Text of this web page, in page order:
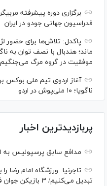
برگزاری دوره پیشرفته
فدراسیون جهانی جودو در ایران
پاکدل: تلاش‌ها برای حضور
ماند؛ هندبال با نصف توان به
موفقیت در گروه مرگ می‌جنگیم
آغاز اردوی تیم ملی بوکس
ناگویا؛ ۱۰ ملی‌پوش در اردو
پربازدیدترین اخبار
مدافع سابق پرسپولیس به
تاجرنیا: ورزشگاه امام رضا
تبدیل می‌کنیم/ ۳